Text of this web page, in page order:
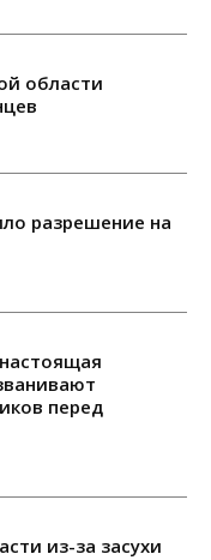
области
разрешение на
перед
из-за засухи